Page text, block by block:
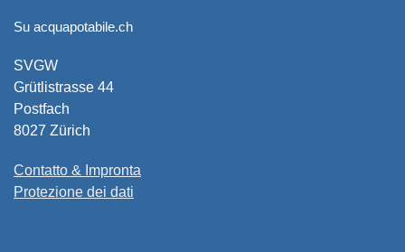
Su acquapotabile.ch
SVGW
Grütlistrasse 44
Postfach
8027 Zürich
Contatto & Impronta
Protezione dei dati